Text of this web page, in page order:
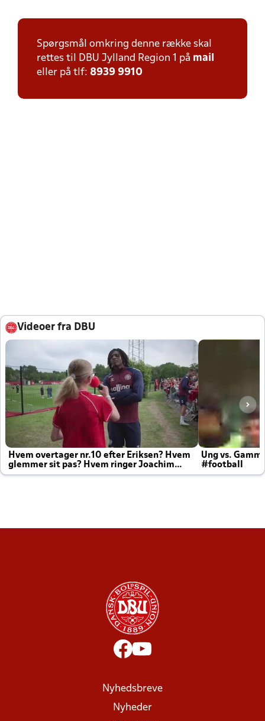
Spørgsmål omkring denne række skal
rettes til DBU Jylland Region 1 på mail
eller på tlf: 8939 9910
Videoer fra DBU
Hvem overtager nr.10 efter Eriksen? Hvem
glemmer sit pas? Hvem ringer Joachim
altid til efter kampe?
Ung vs.
#football
Nyhedsbreve
Nyheder